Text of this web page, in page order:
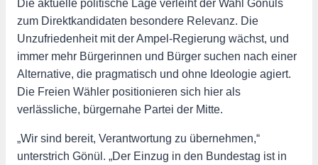
Die aktuelle politische Lage verleiht der Wahl Gönüls
zum Direktkandidaten besondere Relevanz. Die
Unzufriedenheit mit der Ampel-Regierung wächst, und
immer mehr Bürgerinnen und Bürger suchen nach einer
Alternative, die pragmatisch und ohne Ideologie agiert.
Die Freien Wähler positionieren sich hier als
verlässliche, bürgernahe Partei der Mitte.
„Wir sind bereit, Verantwortung zu übernehmen,“
unterstrich Gönül. „Der Einzug in den Bundestag ist in